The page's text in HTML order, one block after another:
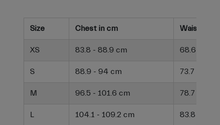
Size Chest in cm Waist in
XS 83.8 - 88.9 cm 68.6 - 73.7
S 88.9 - 94 cm 73.7 - 78.7
M 96.5 - 101.6 cm 78.7 - 83.8
L 104.1 - 109.2 cm 83.8 -